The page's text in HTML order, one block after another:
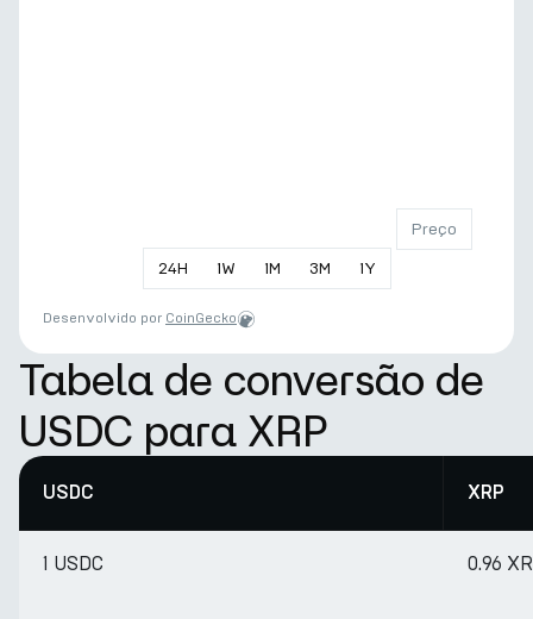
24H 1W 1M 3M 1Y
Preço
Desenvolvido por CoinGecko
Tabela de conversão de
USDC para XRP
USDC XRP
1 USDC 0.96